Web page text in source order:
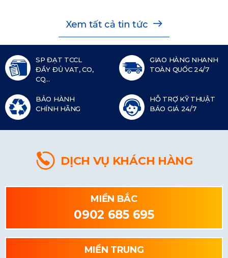
Xem tất cả tin tức
SP ĐẠT TCCL
ĐẦY ĐỦ VAT, CO,
CQ...
GIAO HÀNG NHANH
TOÀN QUỐC 24/7
BẢO HÀNH
CHÍNH HÃNG
HỖ TRỢ KỸ THUẬT
BÁO GIÁ 24/7
DỊCH VỤ KHÁCH HÀNG
MIỀN BẮC
0902 685 695
MIỀN TRUNG